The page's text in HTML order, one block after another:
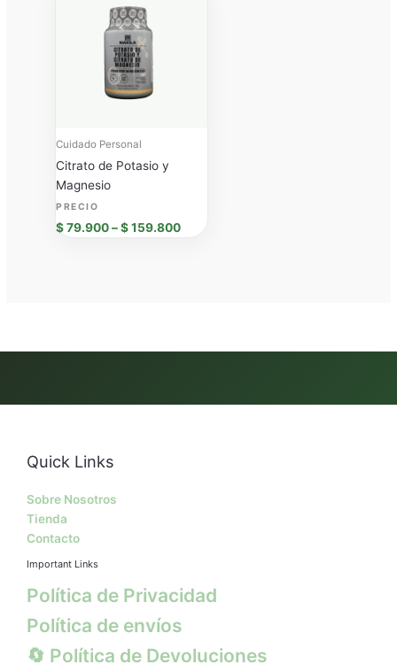
Cuidado Personal
Citrato de Potasio y
Magnesio
$79.900–$159.800
Quick Links
Sobre Nosotros
Tienda
Contacto
Important Links
Política de Privacidad
Política de envíos
🔄 Política de Devoluciones